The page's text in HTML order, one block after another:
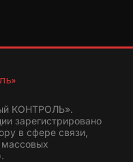
КОНТРОЛЬ».
зарегистрировано
в сфере связи,
массовых